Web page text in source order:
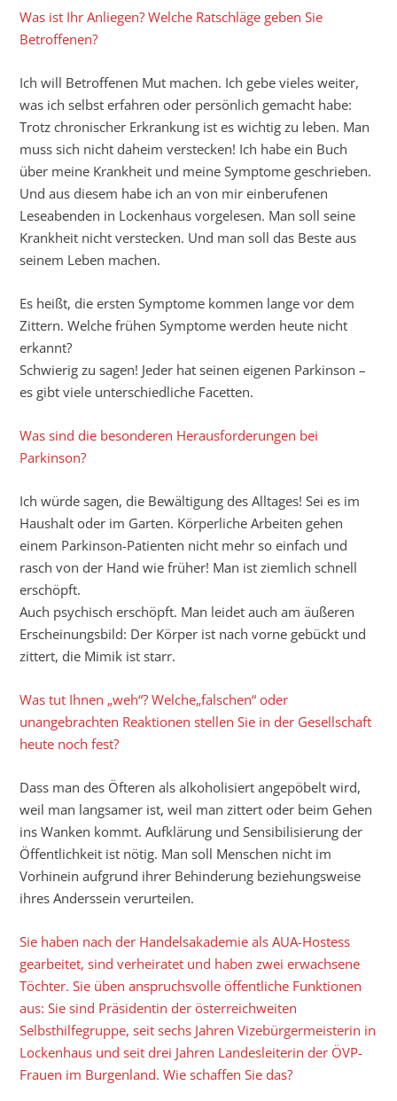
Was ist Ihr Anliegen? Welche Ratschläge geben Sie
Betroffenen?
Ich will Betroffenen Mut machen. Ich gebe vieles weiter,
was ich selbst erfahren oder persönlich gemacht habe:
Trotz chronischer Erkrankung ist es wichtig zu leben. Man
muss sich nicht daheim verstecken! Ich habe ein Buch
über meine Krankheit und meine Symptome geschrieben.
Und aus diesem habe ich an von mir einberufenen
Leseabenden in Lockenhaus vorgelesen. Man soll seine
Krankheit nicht verstecken. Und man soll das Beste aus
seinem Leben machen.
Es heißt, die ersten Symptome kommen lange vor dem
Zittern. Welche frühen Symptome werden heute nicht
erkannt?
Schwierig zu sagen! Jeder hat seinen eigenen Parkinson –
es gibt viele unterschiedliche Facetten.
Was sind die besonderen Herausforderungen bei
Parkinson?
Ich würde sagen, die Bewältigung des Alltages! Sei es im
Haushalt oder im Garten. Körperliche Arbeiten gehen
einem Parkinson-Patienten nicht mehr so einfach und
rasch von der Hand wie früher! Man ist ziemlich schnell
erschöpft.
Auch psychisch erschöpft. Man leidet auch am äußeren
Erscheinungsbild: Der Körper ist nach vorne gebückt und
zittert, die Mimik ist starr.
Was tut Ihnen „weh“? Welche„falschen“ oder
unangebrachten Reaktionen stellen Sie in der Gesellschaft
heute noch fest?
Dass man des Öfteren als alkoholisiert angepöbelt wird,
weil man langsamer ist, weil man zittert oder beim Gehen
ins Wanken kommt. Aufklärung und Sensibilisierung der
Öffentlichkeit ist nötig. Man soll Menschen nicht im
Vorhinein aufgrund ihrer Behinderung beziehungsweise
ihres Anderssein verurteilen.
Sie haben nach der Handelsakademie als AUA-Hostess
gearbeitet, sind verheiratet und haben zwei erwachsene
Töchter. Sie üben anspruchsvolle öffentliche Funktionen
aus: Sie sind Präsidentin der österreichweiten
Selbsthilfegruppe, seit sechs Jahren Vizebürgermeisterin in
Lockenhaus und seit drei Jahren Landesleiterin der ÖVP-
Frauen im Burgenland. Wie schaffen Sie das?